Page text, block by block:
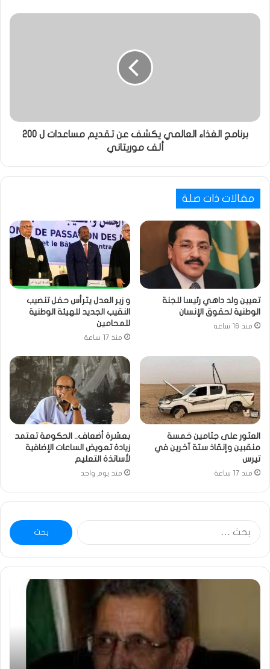
برنامج الغذاء العالمي يكشف عن تقديم مساعدات ل 200
ألف موريتاني
مقالات ذات صلة
تعيين ولد داهي رئيسا للجنة
الوطنية لحقوق الإنسان
منذ 16 ساعة
و زير العدل يترأس حفل تنصيب
النقيب الجديد للهيئة الوطنية
للمحامين
منذ 17 ساعة
العثور على جثامين خمسة
منقبين وإنقاذ ستة آخرين في
تيرس
منذ 17 ساعة
بعشرة أضعاف.. الحكومة تعتمد
زيادة تعويض الساعات الإضافية
لأساتذة التعليم
منذ يوم واحد
البحث
عن:
ومضة
الشريف